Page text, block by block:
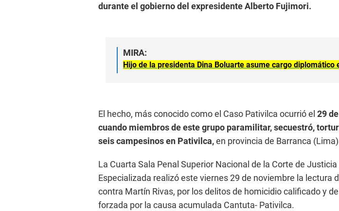
durante el gobierno del expresidente Alberto Fujimori.
MIRA:
Hijo de la presidenta Dina Boluarte asume cargo diplomático
El hecho, más conocido como el Caso Pativilca ocurrió el 29
cuando miembros de este grupo paramilitar, secuestró,
seis campesinos en Pativilca,en provincia de Barranca
La Cuarta Sala Penal Superior Nacional de la Corte de Justicia
Especializada realizó este viernes 29 de noviembre la lectura
contra Martín Rivas, por los delitos de homicidio calificado y
forzada por la causa acumulada Cantuta- Pativilca.